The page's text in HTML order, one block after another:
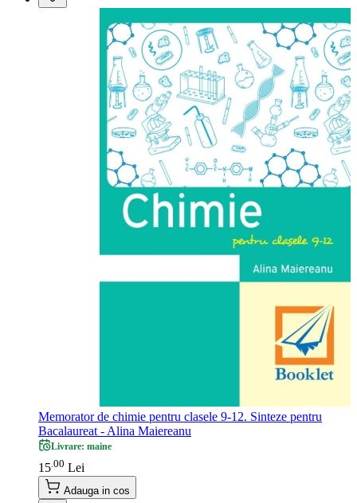
Memorator de chimie pentru clasele 9-12. Sinteze pentru
Bacalaureat - Alina Maiereanu
Livrare: maine
15 00 Lei
Adauga in cos